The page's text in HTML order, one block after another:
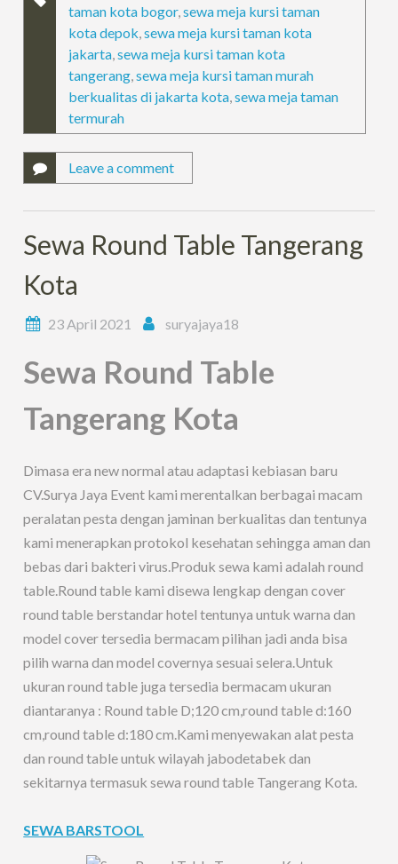
taman kota bogor,sewa meja kursi taman
kota depok,sewa meja kursi taman kota
jakarta,sewa meja kursi taman kota
tangerang,sewa meja kursi taman murah
berkualitas di jakarta kota,sewa meja taman
termurah
Leave a comment
Sewa Round Table Tangerang
Kota
23 April 2021 suryajaya18
Sewa Round Table
Tangerang Kota
Dimasa era new normal atau adaptasi kebiasan baru
CV.Surya Jaya Event kami merentalkan berbagai macam
peralatan pesta dengan jaminan berkualitas dan tentunya
kami menerapkan protokol kesehatan sehingga aman dan
bebas dari bakteri virus.Produk sewa kami adalah round
table.Round table kami disewa lengkap dengan cover
round table berstandar hotel tentunya untuk warna dan
model cover tersedia bermacam pilihan jadi anda bisa
pilih warna dan model covernya sesuai selera.Untuk
ukuran round table juga tersedia bermacam ukuran
diantaranya : Round table D;120 cm,round table d:160
cm,round table d:180 cm.Kami menyewakan alat pesta
dan round table untuk wilayah jabodetabek dan
sekitarnya termasuk sewa round table Tangerang Kota.
SEWA BARSTOOL